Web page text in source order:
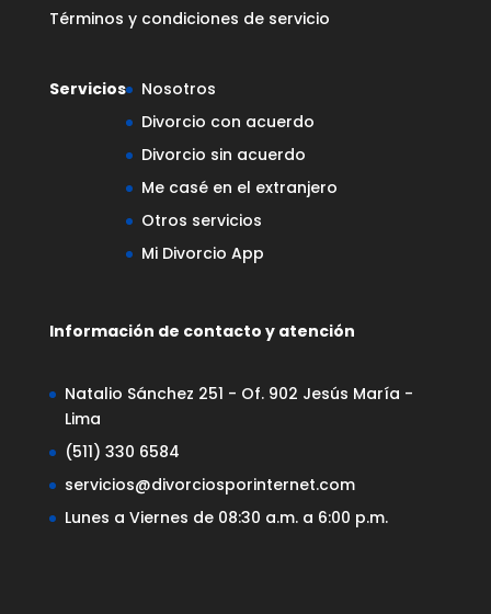
Términos y condiciones de servicio
Servicios
Nosotros
Divorcio con acuerdo
Divorcio sin acuerdo
Me casé en el extranjero
Otros servicios
Mi Divorcio App
Información de contacto y atención
Natalio Sánchez 251 - Of. 902 Jesús María -
Lima
(511) 330 6584
servicios@divorciosporinternet.com
Lunes a Viernes de 08:30 a.m. a 6:00 p.m.